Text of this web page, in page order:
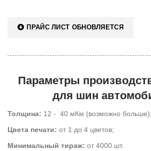
ПРАЙС ЛИСТ ОБНОВЛЯЕТСЯ
Параметры
для шин
Толщина: 12 - 40 мКм (возможно больше);
Цвета печати: от 1 до 4 цветов;
Минимальный тираж: от 4000 шт.